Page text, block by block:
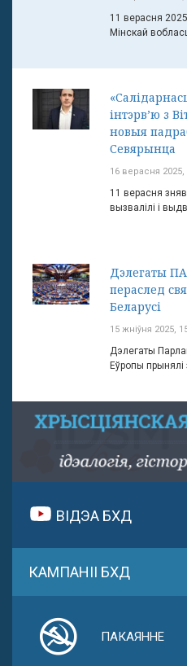
11 верасня
Мінскай
інтэрв’ю з
новыя
Севярынца
16 верасня 2025,
11 верасня
вызвалілі і
Дэлегаты
пераслед
Беларусі
15 жніўня 2025,
Дэлегаты
Еўропы прынялі
ВІДЭА БХД
КАМПАНІІ БХД
ПАКАЯННЕ